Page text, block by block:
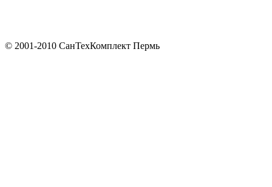
© 2001-2010 СанТехКомплект Пермь